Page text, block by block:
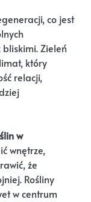
co jest
Zieleń
który
relacji,
w
wnętrze,
że
Rośliny
w centrum